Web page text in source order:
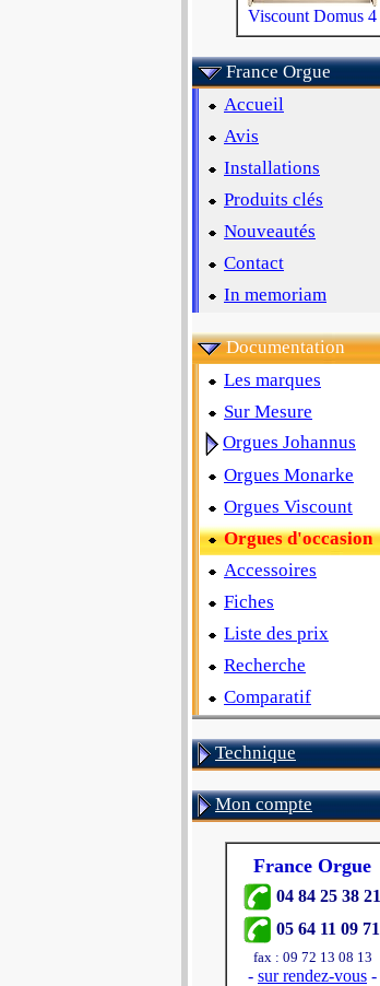
Viscount Domus 4
France Orgue
Accueil
Avis
Installations
Produits clés
Nouveautés
Contact
In memoriam
Documentation
Les marques
Sur Mesure
Orgues Johannus
Orgues Monarke
Orgues Viscount
Orgues d'occasion
Accessoires
Fiches
Liste des prix
Recherche
Comparatif
Technique
Mon compte
France Orgue
04 84 25 38 21
05 64 11 09 71
fax : 09 72 13 08 13
- sur rendez-vous -